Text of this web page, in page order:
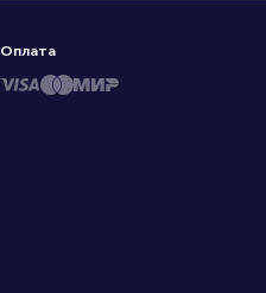
Оплата